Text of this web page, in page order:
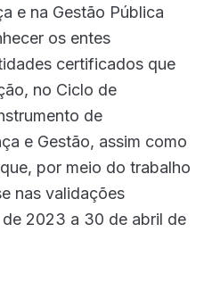
e na Gestão Pública
os entes
certificados que
no Ciclo de
de
e Gestão, assim como
por meio do trabalho
nas validações
de 2023 a 30 de abril de